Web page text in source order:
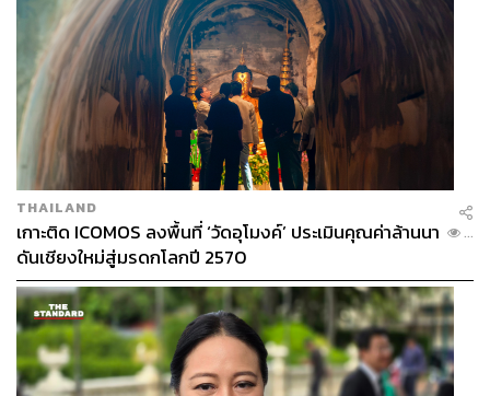
‘LAPIS’
THAILAND
เกาะติด ICOMOS ลงพื้นที่ ‘วัดอุโมงค์’ ประเมินคุณค่าล้านนา
ดันเชียงใหม่สู่มรดกโลกปี 2570
...